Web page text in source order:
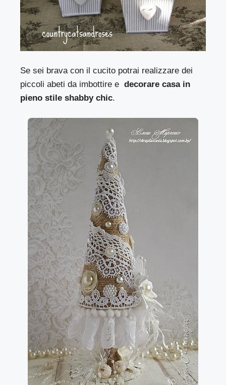
Se sei brava con il cucito potrai realizzare dei
piccoli abeti da imbottire e decorare casa in
pieno stile shabby chic.